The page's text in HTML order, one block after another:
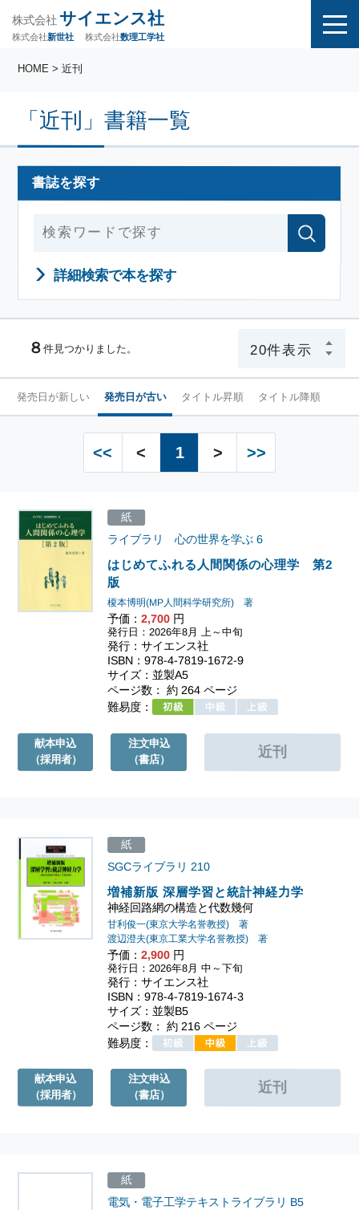
株式会社 サイエンス社
株式会社新世社 株式会社数理工学社
「近刊」書籍一覧
HOME > 近刊
書誌を探す
詳細検索で本を探す
８ 件見つかりました。
発売日が新しい 発売日が古い タイトル昇順 タイトル降順
<< < 1 > >>
はじめてふれる人間関係の心理学 第2
版
ライブラリ 心の世界を学ぶ 6
榎本博明(MP人間科学研究所) 著
予価：2,700 円
紙
発行日：2026年8月 上～中旬
発行：サイエンス社
ISBN：978-4-7819-1672-9
サイズ：並製A5
ページ数： 約 264 ページ
難易度：
献本申込
（採用者）
注文申込
（書店）
増補新版 深層学習と統計神経力学
神経回路網の構造と代数幾何
SGCライブラリ 210
甘利俊一(東京大学名誉教授) 著
渡辺澄夫(東京工業大学名誉教授) 著
予価：2,900 円
紙
発行日：2026年8月 中～下旬
発行：サイエンス社
ISBN：978-4-7819-1674-3
サイズ：並製B5
ページ数： 約 216 ページ
難易度：
献本申込
（採用者）
注文申込
（書店）
電気・電子工学テキストライブラリ B5
紙